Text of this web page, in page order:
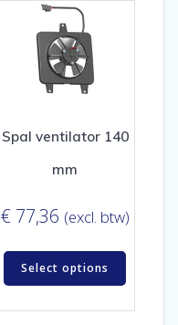
Spal ventilator 140
mm
€ 77,36 (excl. btw)
Select options